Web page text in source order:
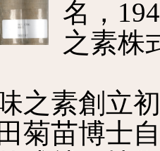
名，
之素株
素創立初
菊苗博士